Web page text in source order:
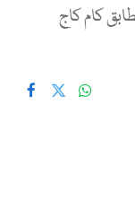
کام کاج